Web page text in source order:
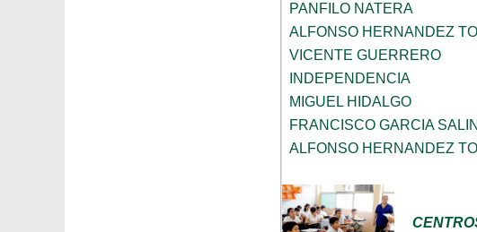
PANFILO NATERA
ALFONSO HERNANDEZ
VICENTE GUERRERO
INDEPENDENCIA
MIGUEL HIDALGO
FRANCISCO GARCIA
ALFONSO HERNANDEZ